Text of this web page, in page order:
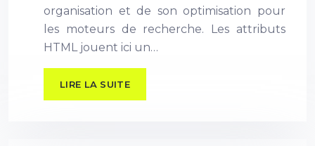
organisation et de son optimisation pour
les moteurs de recherche. Les attributs
HTML jouent ici un…
LIRE LA SUITE